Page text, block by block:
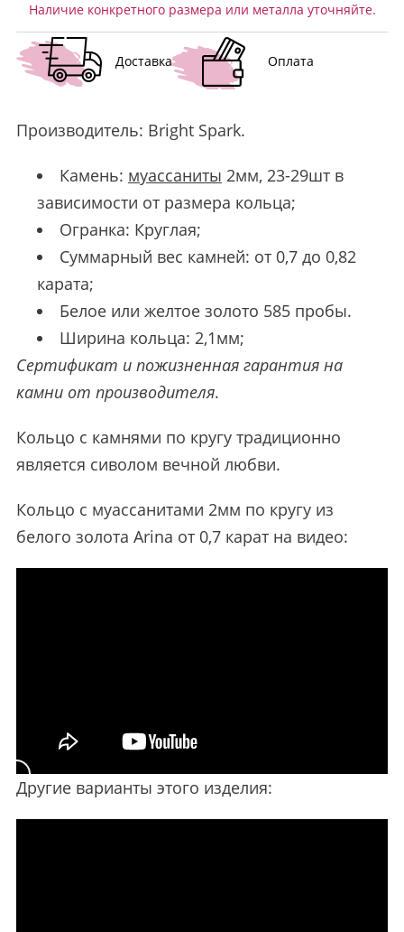
Наличие конкретного размера или металла уточняйте.
Доставка Оплата
Производитель: Bright Spark.
Камень: муассаниты 2мм, 23-29шт в
зависимости от размера кольца;
Огранка: Круглая;
Суммарный вес камней: от 0,7 до 0,82
карата;
Белое или желтое золото 585 пробы.
Ширина кольца: 2,1мм;
Сертификат и пожизненная гарантия на
камни от производителя.
Кольцо с камнями по кругу традиционно
является сиволом вечной любви.
Кольцо с муассанитами 2мм по кругу из
белого золота Arina от 0,7 карат на видео:
Другие варианты этого изделия: